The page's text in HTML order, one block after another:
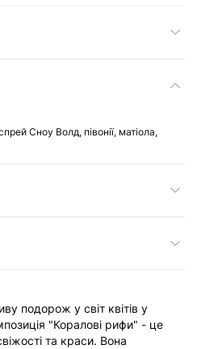
Сноу Волд, півонії, матіола,
подорож у світ квітів у
"Коралові рифи" - це
та краси. Вона